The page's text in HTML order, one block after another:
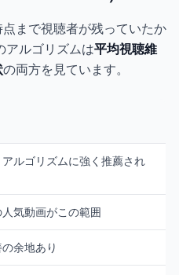
まで視聴者が残っていたか
アルゴリズムは平均視聴維
の両方を見ています。
ルゴリズムに強く推薦され
気動画がこの範囲
余地あり